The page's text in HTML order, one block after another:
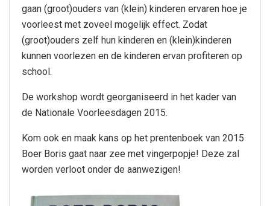
gaan (groot)ouders van (klein) kinderen ervaren hoe je
voorleest met zoveel mogelijk effect. Zodat
(groot)ouders zelf hun kinderen en (klein)kinderen
kunnen voorlezen en de kinderen ervan profiteren op
school.
De workshop wordt georganiseerd in het kader van
de Nationale Voorleesdagen 2015.
Kom ook en maak kans op het prentenboek van 2015
Boer Boris gaat naar zee met vingerpopje! Deze zal
worden verloot onder de aanwezigen!